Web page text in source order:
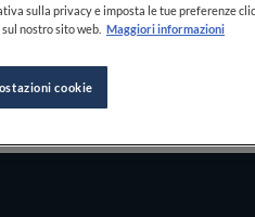
sulla privacy e imposta le tue preferenze
nostro sito web. Maggiori informazioni
cookie